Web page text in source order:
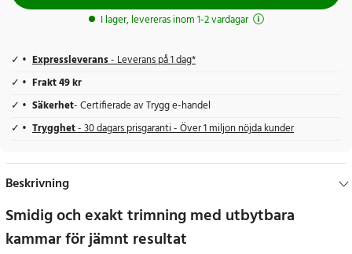
I lager, levereras inom 1-2 vardagar
Expressleverans- Leverans på 1 dag*
Frakt 49 kr
Säkerhet- Certifierade av Trygg e-handel
Trygghet- 30 dagars prisgaranti - Över 1 miljon nöjda kunder
Beskrivning
Smidig och exakt trimning med utbytbara
kammar för jämnt resultat